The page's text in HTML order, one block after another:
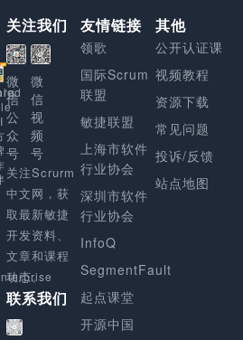
关注我们
微
信
公
众
号
微
信
视
频
号
关注Scrurm
中文网，获
取最新敏捷
开发资料、
文章和课程
动态。
联系我们
友情链接
领歌
国际Scrum
联盟
敏捷联盟
上海市软件
行业协会
深圳市软件
行业协会
InfoQ
SegmentFault
起点课堂
开源中国
其他
公开认证课
视频教程
资源下载
常见问题
投诉/反馈
站点地图